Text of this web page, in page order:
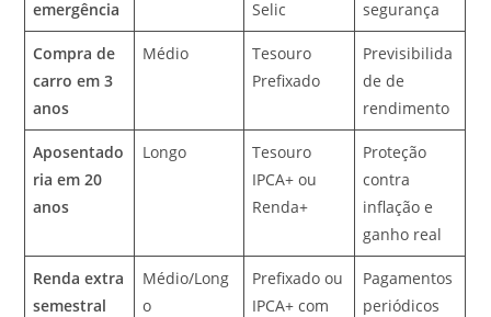
emergência Selic segurança
Compra de
carro em 3
anos
Médio
Tesouro
Prefixado
Previsibilida
de de
rendimento
Aposentado
ria em 20
anos
Longo
Tesouro
IPCA+ ou
Renda+
Proteção
contra
inflação e
ganho real
Renda extra
semestral
Médio/Long
o
Prefixado ou
IPCA+ com
Pagamentos
periódicos